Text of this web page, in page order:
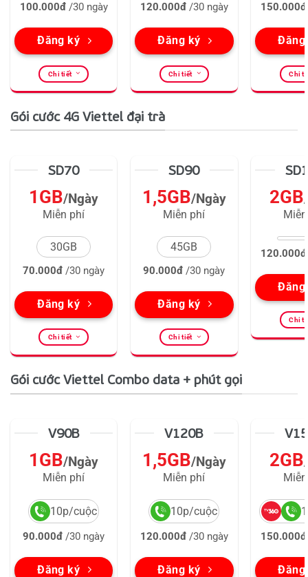
100.000đ/30 ngày
Đăng ký
Chi tiết
120.000đ/30 ngày
Đăng ký
Chi tiết
150.000đ
Đăng
Chi
Gói cước 4G Viettel đại trà
SD70
1GB/Ngày
Miễn phí
30GB
70.000đ /30 ngày
Đăng ký
Chi tiết
SD90
1,5GB/Ngày
Miễn phí
45GB
90.000đ /30 ngày
Đăng ký
Chi tiết
2GB
120.000đ
Đăng
Chi
Gói cước Viettel Combo data + phút gọi
V90B
1GB/Ngày
Miễn phí
10p/cuộc
90.000đ /30 ngày
Đăng ký
V120B
1,5GB/Ngày
Miễn phí
10p/cuộc
120.000đ/30 ngày
Đăng ký
2GB
150.000đ
Đăng